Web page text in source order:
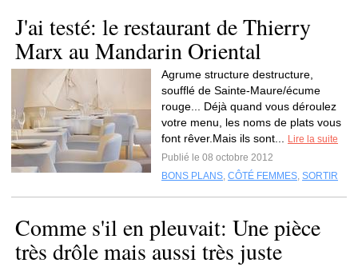
J'ai testé: le restaurant de Thierry
Marx au Mandarin Oriental
Agrume structure destructure,
soufflé de Sainte-Maure/écume
rouge... Déjà quand vous déroulez
votre menu, les noms de plats vous
font rêver.Mais ils sont...
Lire la suite
Publié le 08 octobre 2012
BONS PLANS, CÔTÉ FEMMES, SORTIR
Comme s'il en pleuvait: Une pièce
très drôle mais aussi très juste